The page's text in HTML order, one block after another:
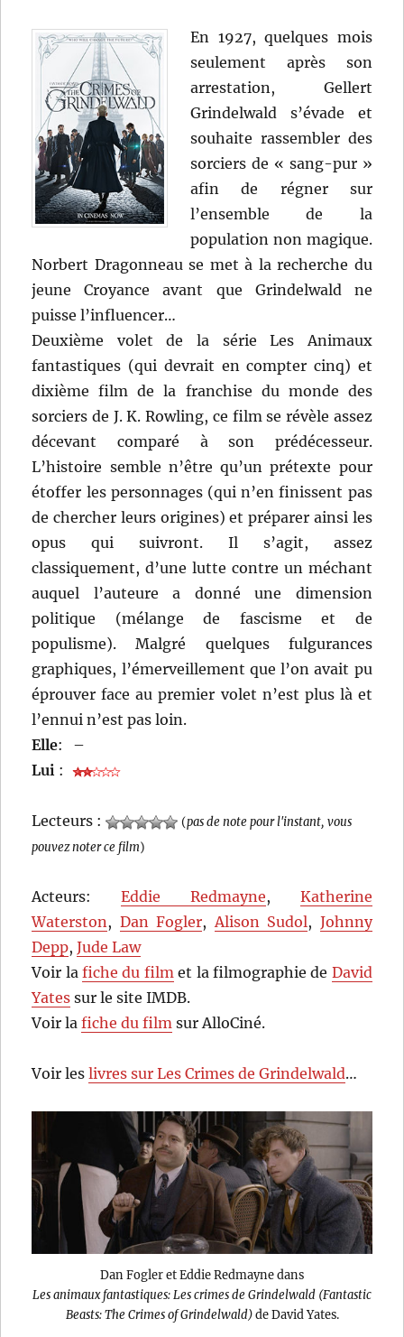
En 1927, quelques mois
seulement après son
arrestation, Gellert
Grindelwald s’évade et
souhaite rassembler des
sorciers de « sang-pur »
afin de régner sur
l’ensemble de la
population non magique.
Norbert Dragonneau se met à la recherche du
jeune Croyance avant que Grindelwald ne
puisse l’influencer…
Deuxième volet de la série Les Animaux
fantastiques (qui devrait en compter cinq) et
dixième film de la franchise du monde des
sorciers de J. K. Rowling, ce film se révèle assez
décevant comparé à son prédécesseur.
L’histoire semble n’être qu’un prétexte pour
étoffer les personnages (qui n’en finissent pas
de chercher leurs origines) et préparer ainsi les
opus qui suivront. Il s’agit, assez
classiquement, d’une lutte contre un méchant
auquel l’auteure a donné une dimension
politique (mélange de fascisme et de
populisme). Malgré quelques fulgurances
graphiques, l’émerveillement que l’on avait pu
éprouver face au premier volet n’est plus là et
l’ennui n’est pas loin.
Elle:
–
Lui :
Lecteurs : (pas de note pour l'instant, vous
pouvez noter ce film)
Acteurs:Eddie Redmayne, Katherine
Waterston, Dan Fogler,Alison Sudol, Johnny
Depp,Jude Law
Voir lafiche du filmet la filmographie de David
Yates sur le site IMDB.
Voir lafiche du film sur AlloCiné.
Voir leslivres sur Les Crimes de Grindelwald…
Dan Fogler et Eddie Redmayne dans
Les animaux fantastiques: Les crimes de Grindelwald (Fantastic
Beasts: The Crimes of Grindelwald)de David Yates.